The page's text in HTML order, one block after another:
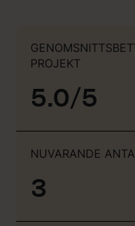
PROJEKT
5.0/5
NUVARANDE
3